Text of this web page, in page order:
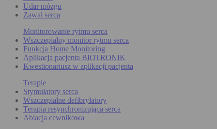
Udar mózgu
Zawał serca
Monitorowanie rytmu serca
Wszczepialny monitor rytmu serca
Funkcja Home Monitoring
Aplikacja pacjenta BIOTRONIK
Kwestionariusz w aplikacji pacjenta
Terapie
Stymulatory serca
Wszczepialne defibrylatory
Terapia resynchronizująca serca
Ablacja cewnikowa